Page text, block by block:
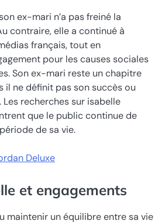
ex-mari n’a pas freiné la
contraire, elle a continué à
français, tout en
pour les causes sociales
Son ex-mari reste un chapitre
il ne définit pas son succès ou
recherches sur isabelle
que le public continue de
de sa vie.
Deluxe
et engagements
maintenir un équilibre entre sa vie